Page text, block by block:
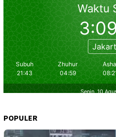
POPULER